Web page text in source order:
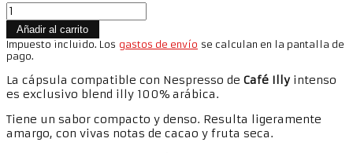
Cápsula
Café
Illy
Compatible
con
Nespresso
Intenso
Und
cantidad
Añadir al carrito
Impuesto incluido. Los gastos de envío se calculan en la pantalla de
pago.
La cápsula compatible con Nespresso de Café Illy intenso
es exclusivo blend illy 100% arábica.
Tiene un sabor compacto y denso. Resulta ligeramente
amargo, con vivas notas de cacao y fruta seca.